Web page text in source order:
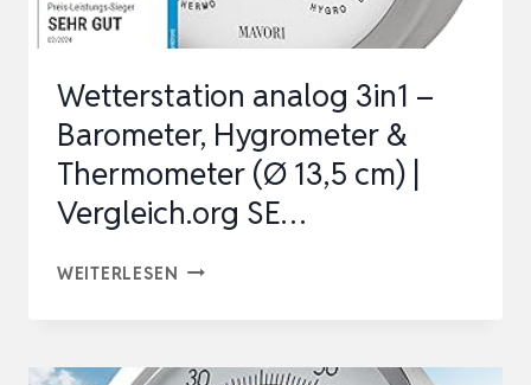
Wetterstation analog 3in1 –
Barometer, Hygrometer &
Thermometer (Ø 13,5 cm) |
Vergleich.org SE…
WEITERLESEN WETTERSTATION
–